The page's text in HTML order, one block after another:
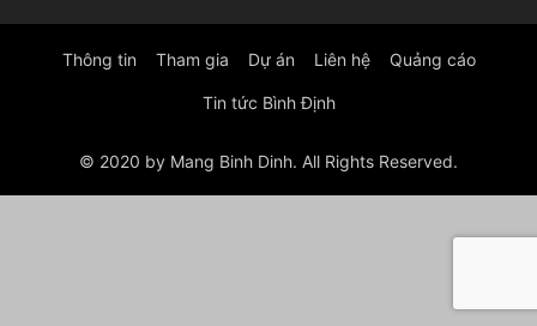
Thông tin Tham gia Dự án Liên hệ Quảng cáo
Tin tức Bình Định
© 2020 by Mang Binh Dinh. All Rights Reserved.